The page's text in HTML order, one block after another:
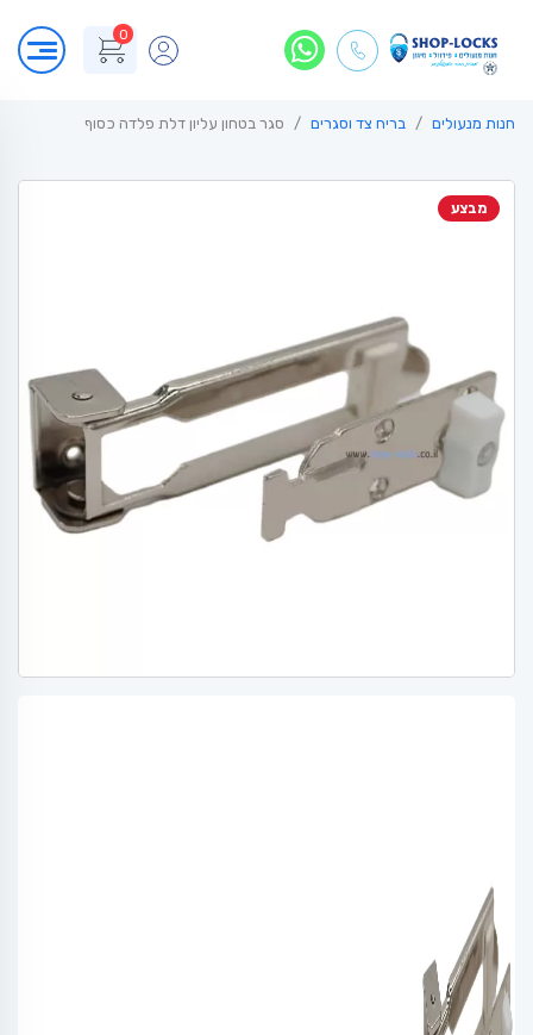
0
חנות מנעולים בריח צד וסגרים סגר בטחון עליון דלת פלדה כסוף
מבצע